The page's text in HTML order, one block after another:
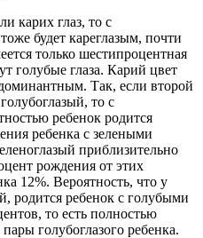
карих глаз, то с
будет кареглазым, почти
только шестипроцентная
голубые глаза. Карий цвет
Так, если второй
то с
ребенок родится
ребенка с зелеными
приблизительно
рождения от этих
12%. Вероятность, что у
родится ребенок с голубыми
то есть полностью
голубоглазого ребенка.